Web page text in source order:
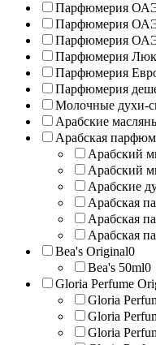
Парфюмерия ОАЭ
Парфюмерия ОАЭ
Парфюмерия ОАЭ
Парфюмерия
Парфюмерия
Парфюмерия
Молочные духи-
Арабские
Арабская
Арабский
Арабский
Арабские
Арабская
Арабская
Арабская
Bea's Original0
Bea's 50ml0
Gloria Perfume
Gloria
Gloria
Gloria